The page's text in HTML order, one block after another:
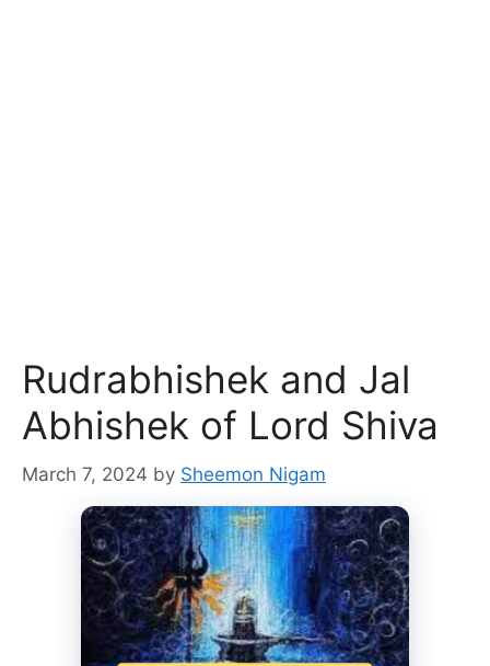
Rudrabhishek and Jal
Abhishek of Lord Shiva
March 7, 2024 by Sheemon Nigam